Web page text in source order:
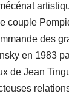
couple
des
en 1983
de Jean